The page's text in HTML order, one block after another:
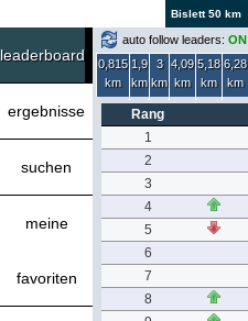
Bislett 50 km
leaderboard
ergebnisse
suchen
meine
favoriten
auto follow leaders: ON
0,815
km
1,9
km
3
km
4,09
km
5,18
km
6,28
km
Rang
1
2
3
4
5
6
7
8